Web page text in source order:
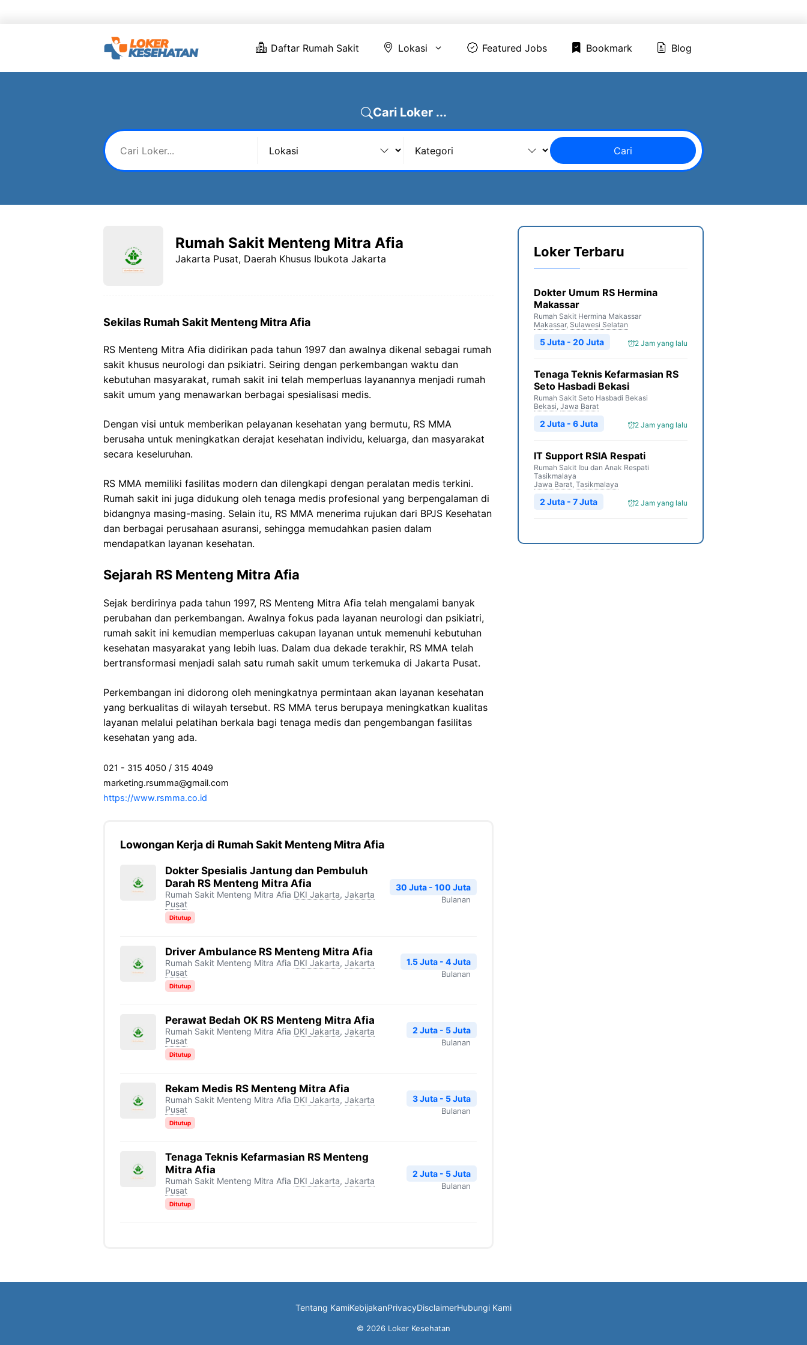
Daftar Rumah Sakit Lokasi Featured Jobs Bookmark Blog
Cari Loker ...
Cari
Rumah Sakit Menteng Mitra Afia
Jakarta Pusat, Daerah Khusus Ibukota Jakarta
Sekilas Rumah Sakit Menteng Mitra Afia
RS Menteng Mitra Afia didirikan pada tahun 1997 dan awalnya dikenal sebagai rumah
sakit khusus neurologi dan psikiatri. Seiring dengan perkembangan waktu dan
kebutuhan masyarakat, rumah sakit ini telah memperluas layanannya menjadi rumah
sakit umum yang menawarkan berbagai spesialisasi medis.
Dengan visi untuk memberikan pelayanan kesehatan yang bermutu, RS MMA
berusaha untuk meningkatkan derajat kesehatan individu, keluarga, dan masyarakat
secara keseluruhan.
RS MMA memiliki fasilitas modern dan dilengkapi dengan peralatan medis terkini.
Rumah sakit ini juga didukung oleh tenaga medis profesional yang berpengalaman di
bidangnya masing-masing. Selain itu, RS MMA menerima rujukan dari BPJS Kesehatan
dan berbagai perusahaan asuransi, sehingga memudahkan pasien dalam
mendapatkan layanan kesehatan.
Sejarah RS Menteng Mitra Afia
Sejak berdirinya pada tahun 1997, RS Menteng Mitra Afia telah mengalami banyak
perubahan dan perkembangan. Awalnya fokus pada layanan neurologi dan psikiatri,
rumah sakit ini kemudian memperluas cakupan layanan untuk memenuhi kebutuhan
kesehatan masyarakat yang lebih luas. Dalam dua dekade terakhir, RS MMA telah
bertransformasi menjadi salah satu rumah sakit umum terkemuka di Jakarta Pusat.
Perkembangan ini didorong oleh meningkatnya permintaan akan layanan kesehatan
yang berkualitas di wilayah tersebut. RS MMA terus berupaya meningkatkan kualitas
layanan melalui pelatihan berkala bagi tenaga medis dan pengembangan fasilitas
kesehatan yang ada.
021 - 315 4050 / 315 4049
marketing.rsumma@gmail.com
https://www.rsmma.co.id
Lowongan Kerja di Rumah Sakit Menteng Mitra Afia
Dokter Spesialis Jantung dan Pembuluh
Darah RS Menteng Mitra Afia
Rumah Sakit Menteng Mitra Afia DKI Jakarta, Jakarta
Pusat
Ditutup
30 Juta - 100 Juta
Bulanan
Driver Ambulance RS Menteng Mitra Afia
Rumah Sakit Menteng Mitra Afia DKI Jakarta, Jakarta
Pusat
Ditutup
1.5 Juta - 4 Juta
Bulanan
Perawat Bedah OK RS Menteng Mitra Afia
Rumah Sakit Menteng Mitra Afia DKI Jakarta, Jakarta
Pusat
Ditutup
2 Juta - 5 Juta
Bulanan
Rekam Medis RS Menteng Mitra Afia
Rumah Sakit Menteng Mitra Afia DKI Jakarta, Jakarta
Pusat
Ditutup
3 Juta - 5 Juta
Bulanan
Tenaga Teknis Kefarmasian RS Menteng
Mitra Afia
Rumah Sakit Menteng Mitra Afia DKI Jakarta, Jakarta
Pusat
Ditutup
2 Juta - 5 Juta
Bulanan
Loker Terbaru
Dokter Umum RS Hermina
Makassar
Rumah Sakit Hermina Makassar
Makassar, Sulawesi Selatan
2 Jam yang lalu
5 Juta - 20 Juta
Tenaga Teknis Kefarmasian RS
Seto Hasbadi Bekasi
Rumah Sakit Seto Hasbadi Bekasi
Bekasi, Jawa Barat
2 Jam yang lalu
2 Juta - 6 Juta
IT Support RSIA Respati
Rumah Sakit Ibu dan Anak Respati
Tasikmalaya
Jawa Barat, Tasikmalaya
2 Jam yang lalu
2 Juta - 7 Juta
Tentang KamiKebijakanPrivacyDisclaimerHubungi Kami
© 2026 Loker Kesehatan